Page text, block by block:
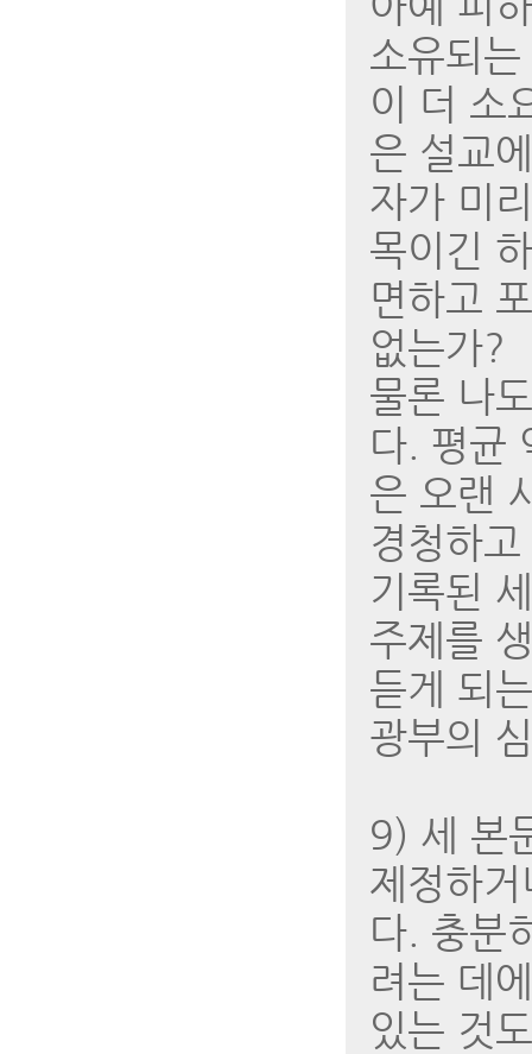
소유되
이 더 소
은 설교
자가 미
목이긴
면하고
없는가?
물론 나
다. 평균
은 오랜
경청하
기록된
주제를
듣게 되
광부의
9) 세 본
제정하
다. 충분
려는 데
있는 것